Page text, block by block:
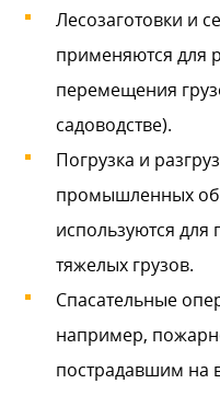
Лесозаготовки и
применяются для
перемещения
садоводстве).
Погрузка и
промышленных
используются
тяжелых грузов.
Спасательные
например,
пострадавшим на